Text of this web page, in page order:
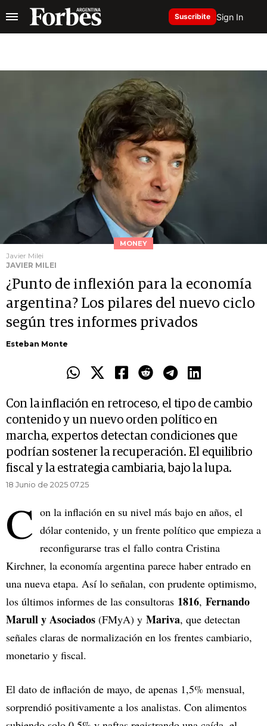
Suscribite Sign In
MONEY
Javier Milei
JAVIER MILEI
¿Punto de inflexión para la economía
argentina? Los pilares del nuevo ciclo
según tres informes privados
Esteban Monte
Con la inflación en retroceso, el tipo de cambio
contenido y un nuevo orden político en
marcha, expertos detectan condiciones que
podrían sostener la recuperación. El equilibrio
fiscal y la estrategia cambiaria, bajo la lupa.
18 Junio de 2025 07.25
C on la inflación en su nivel más bajo en años, el
dólar contenido, y un frente político que empieza a
reconfigurarse tras el fallo contra Cristina
Kirchner, la economía argentina parece haber entrado en
una nueva etapa. Así lo señalan, con prudente optimismo,
los últimos informes de las consultoras 1816, Fernando
Marull y Asociados (FMyA) y Mariva, que detectan
señales claras de normalización en los frentes cambiario,
monetario y fiscal.
El dato de inflación de mayo, de apenas 1,5% mensual,
sorprendió positivamente a los analistas. Con alimentos